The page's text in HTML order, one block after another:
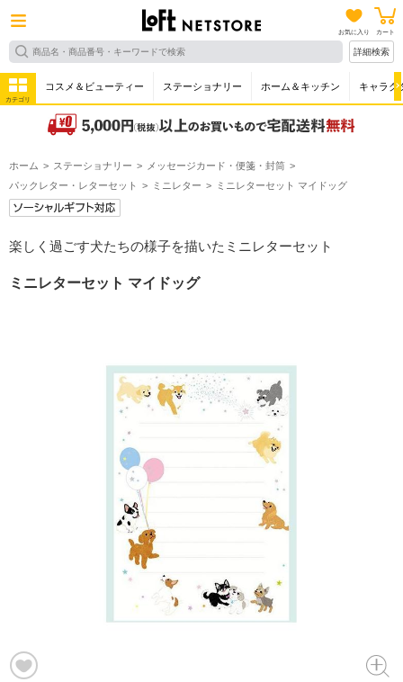
お気に入り カート
詳細検索
カテゴリ
コスメ＆ビューティー ステーショナリー ホーム＆キッチン キャラク
ホーム ステーショナリー
メッセージカード・便箋・封筒
パックレター・レターセット
ミニレター ミニレターセット マイドッグ
楽しく過ごす犬たちの様子を描いたミニレターセット
ミニレターセット マイドッグ